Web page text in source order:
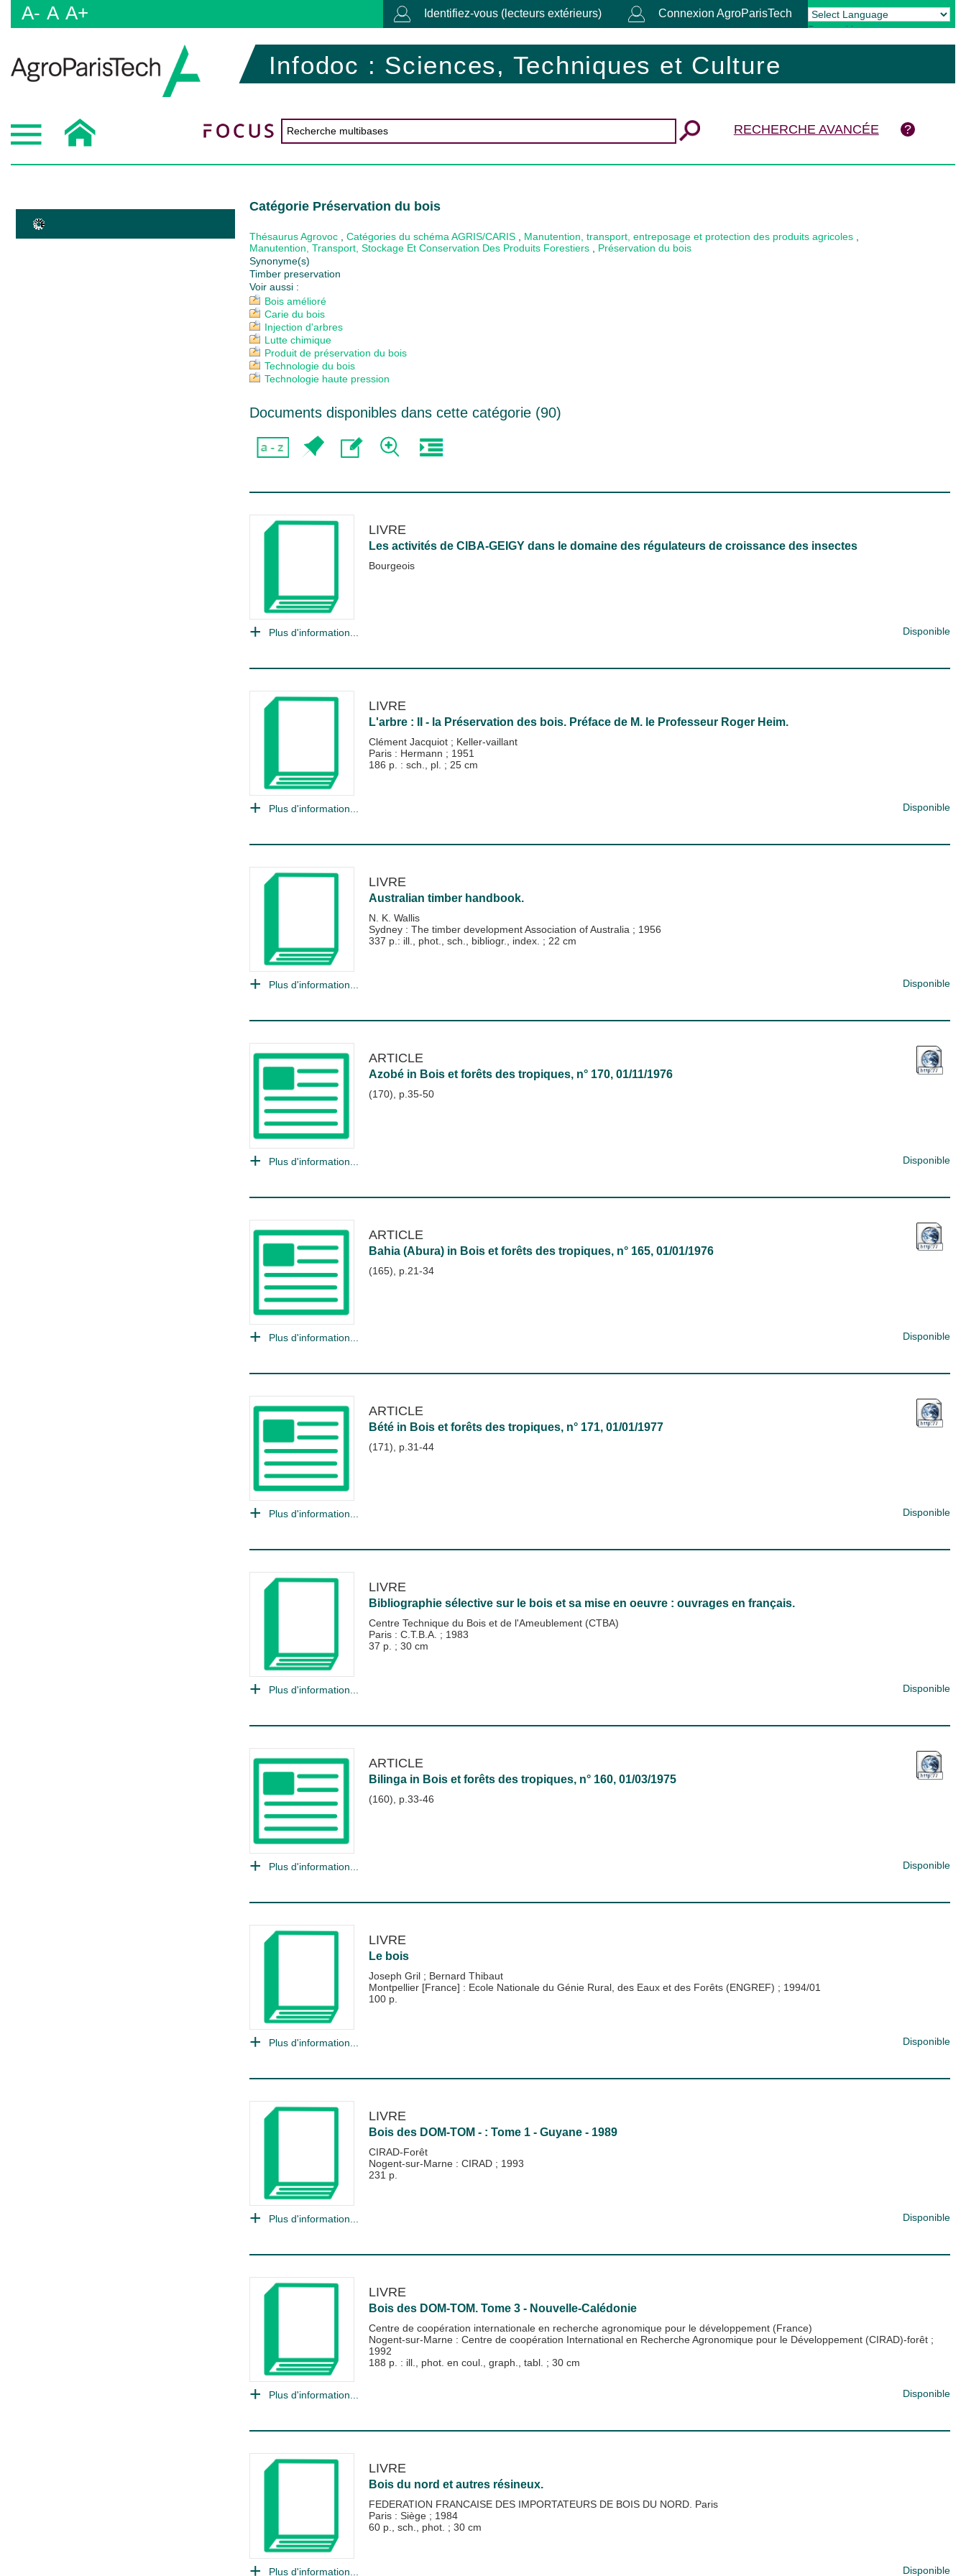
A- A A+ Identifiez-vous (lecteurs extérieurs) Connexion AgroParisTech
Powered by Translate
Infodoc : Sciences, Techniques et Culture
RECHERCHE AVANCÉE
Catégorie Préservation du bois
Thésaurus Agrovoc Catégories du schéma AGRIS/CARIS Manutention, transport, entreposage et protection des produits agricoles
Manutention, Transport, Stockage Et Conservation Des Produits Forestiers
Préservation du bois
Synonyme(s)
Timber preservation
Voir aussi :
Bois amélioré
Carie du bois
Injection d'arbres
Lutte chimique
Produit de préservation du bois
Technologie du bois
Technologie haute pression
Documents disponibles dans cette catégorie (90)
LIVRE
Les activités de CIBA-GEIGY dans le domaine des régulateurs de croissance des insectes
Bourgeois
Plus d'information... Disponible
LIVRE
L'arbre : II - la Préservation des bois. Préface de M. le Professeur Roger Heim.
Clément Jacquiot ; Keller-vaillant
Paris : Hermann ; 1951
186 p. : sch., pl. ; 25 cm
Plus d'information... Disponible
LIVRE
Australian timber handbook.
N. K. Wallis
Sydney : The timber development Association of Australia ; 1956
337 p.: ill., phot., sch., bibliogr., index. ; 22 cm
Plus d'information... Disponible
ARTICLE
Azobé in Bois et forêts des tropiques, n° 170, 01/11/1976
(170), p.35-50
Plus d'information... Disponible
ARTICLE
Bahia (Abura) in Bois et forêts des tropiques, n° 165, 01/01/1976
(165), p.21-34
Plus d'information... Disponible
ARTICLE
Bété in Bois et forêts des tropiques, n° 171, 01/01/1977
(171), p.31-44
Plus d'information... Disponible
LIVRE
Bibliographie sélective sur le bois et sa mise en oeuvre : ouvrages en français.
Centre Technique du Bois et de l'Ameublement (CTBA)
Paris : C.T.B.A. ; 1983
37 p. ; 30 cm
Plus d'information... Disponible
ARTICLE
Bilinga in Bois et forêts des tropiques, n° 160, 01/03/1975
(160), p.33-46
Plus d'information... Disponible
LIVRE
Le bois
Joseph Gril ; Bernard Thibaut
Montpellier [France] : Ecole Nationale du Génie Rural, des Eaux et des Forêts (ENGREF) ; 1994/01
100 p.
Plus d'information... Disponible
LIVRE
Bois des DOM-TOM - : Tome 1 - Guyane - 1989
CIRAD-Forêt
Nogent-sur-Marne : CIRAD ; 1993
231 p.
Plus d'information... Disponible
LIVRE
Bois des DOM-TOM. Tome 3 - Nouvelle-Calédonie
Centre de coopération internationale en recherche agronomique pour le développement (France)
Nogent-sur-Marne : Centre de coopération International en Recherche Agronomique pour le Développement (CIRAD)-forêt ;
1992
188 p. : ill., phot. en coul., graph., tabl. ; 30 cm
Plus d'information... Disponible
LIVRE
Bois du nord et autres résineux.
FEDERATION FRANCAISE DES IMPORTATEURS DE BOIS DU NORD. Paris
Paris : Siège ; 1984
60 p., sch., phot. ; 30 cm
Plus d'information... Disponible